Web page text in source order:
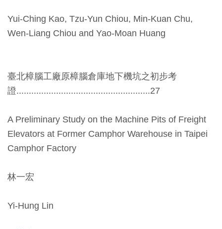
開
資
隱
私
與
資
訊
全
告
Yui-Ching Kao, Tzu-Yun Chiou, Min-Kuan Chu,
Wen-Liang Chiou and Yao-Moan Huang
臺北樟腦工廠原樟腦倉庫地下機坑之初步考
證......................................................27
A Preliminary Study on the Machine Pits of Freight
Elevators at Former Camphor Warehouse in Taipei
Camphor Factory
林一宏
Yi-Hung Lin